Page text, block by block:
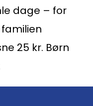
dage – for
25 kr. Børn